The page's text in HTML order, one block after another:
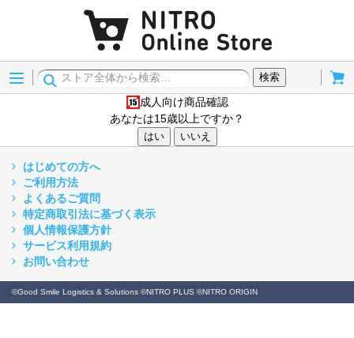
Menu
検索
15歳以上
成人向け商品確認
あなたは15歳以上ですか？
はい いいえ
はじめての方へ
ご利用方法
よくあるご質問
特定商取引法に基づく表示
個人情報保護方針
サービス利用規約
お問い合わせ
©Good Smile Logistics & Solutions ©NITRO PLUS ©NITRO ORIGIN